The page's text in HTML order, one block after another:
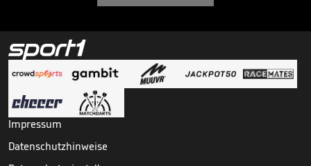
Impressum
Datenschutzhinweise